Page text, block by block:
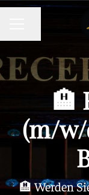
🏨
(m/w/
🏨 Werden